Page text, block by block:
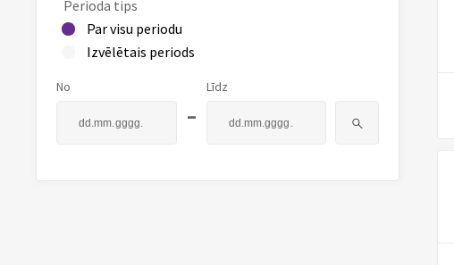
Perioda tips
Par visu periodu
Izvēlētais periods
No
-
Līdz